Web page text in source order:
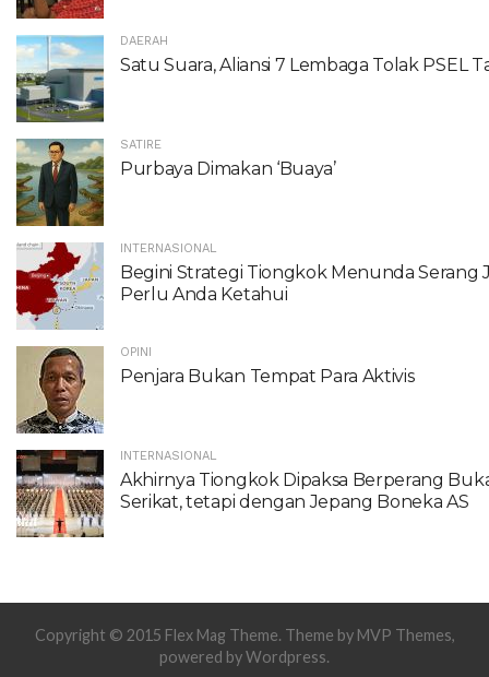
DAERAH
Satu Suara, Aliansi 7 Lembaga Tolak PSEL
SATIRE
Purbaya Dimakan ‘Buaya’
INTERNASIONAL
Begini Strategi Tiongkok Menunda Serang
Perlu Anda Ketahui
OPINI
Penjara Bukan Tempat Para Aktivis
INTERNASIONAL
Akhirnya Tiongkok Dipaksa Berperang
Serikat, tetapi dengan Jepang Boneka AS
Copyright © 2015 Flex Mag Theme. Theme by MVP Themes,
powered by Wordpress.